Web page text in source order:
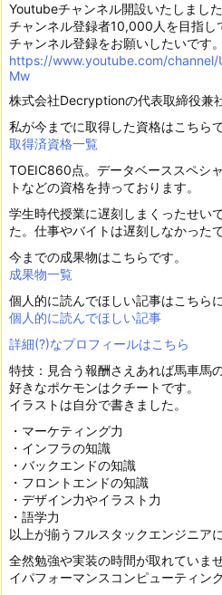
Youtubeチャンネル開設いたしました
チャンネル登録者10,000人を目指し
チャンネル登録をお願いしたいです。
https://www.youtube.com/channel/
Mw
株式会社Decryptionの代表取締役兼
私が今までに取得した資格はこちらで
取得済資格一覧
TOEIC860点。データベーススペシ
トなどの資格を持っております。
学生時代授業に遅刻しまくったせい
た。仕事やバイトは遅刻しなかったで
今までの成果物はこちらです。
成果物一覧
個人的に読んでほしい記事はこちら
個人的に読んでほしい記事
詳細(?)なプロフィールはこちら
特技：見合う報酬さえあれば馬車馬
好きなポケモンはクチートです。
イラストは自分で書きました。
・マーケティング力
・インフラの知識
・バックエンドの知識
・フロントエンドの知識
・デザイン力やイラスト力
・語学力
以上が揃うフルスタックエンジニア
全然勉強や実装の時間が取れていま
イパフォーマンスコンピューティング